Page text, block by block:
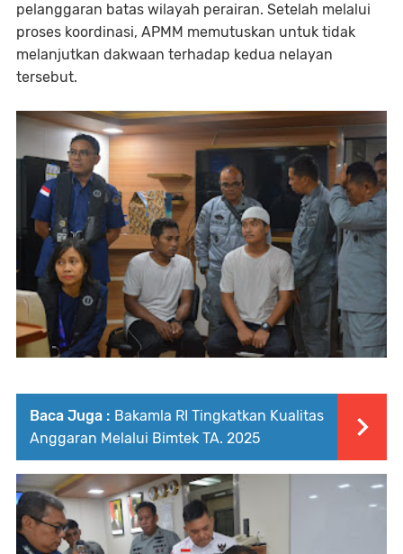
pelanggaran batas wilayah perairan. Setelah melalui
proses koordinasi, APMM memutuskan untuk tidak
melanjutkan dakwaan terhadap kedua nelayan
tersebut.
Baca Juga : Bakamla RI Tingkatkan Kualitas
Anggaran Melalui Bimtek TA. 2025